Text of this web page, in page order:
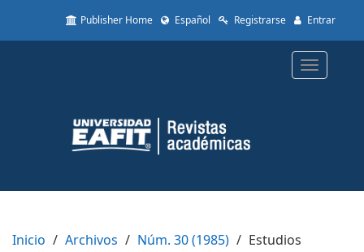
to
Content
Sidebar
Publisher Home Español Registrarse Entrar
Toggle
Inicio Archivos Núm. 30 (1985) Estudios